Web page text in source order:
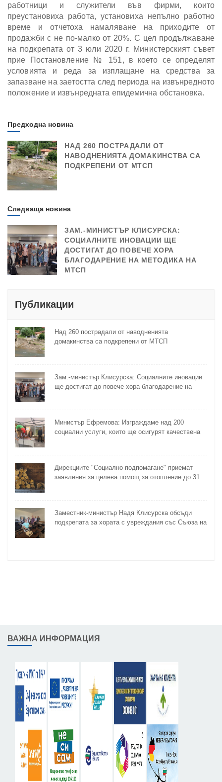
работници и служители във фирми, които
преустановиха работа, установиха непълно работно
време и отчетоха намаляване на приходите от
продажби с не по-малко от 20%. С цел продължаване
на подкрепата от 3 юли 2020 г. Министерският съвет
прие Постановление № 151, в което се определят
условията и реда за изплащане на средства за
запазване на заетостта след периода на извънредното
положение и извънредната епидемична обстановка.
Предходна новина
НАД 260 ПОСТРАДАЛИ ОТ
НАВОДНЕНИЯТА ДОМАКИНСТВА СА
ПОДКРЕПЕНИ ОТ МТСП
Следваща новина
ЗАМ.-МИНИСТЪР КЛИСУРСКА:
СОЦИАЛНИТЕ ИНОВАЦИИ ЩЕ
ДОСТИГАТ ДО ПОВЕЧЕ ХОРА
БЛАГОДАРЕНИЕ НА МЕТОДИКА НА
МТСП
Публикации
Над 260 пострадали от наводненията
домакинства са подкрепени от МТСП
Зам.-министър Клисурска: Социалните иновации
ще достигат до повече хора благодарение на
Министър Ефремова: Изграждаме над 200
социални услуги, които ще осигурят качествена
Дирекциите "Социално подпомагане" приемат
заявления за целева помощ за отопление до 31
Заместник-министър Надя Клисурска обсъди
подкрепата за хората с увреждания със Съюза на
ВАЖНА ИНФОРМАЦИЯ